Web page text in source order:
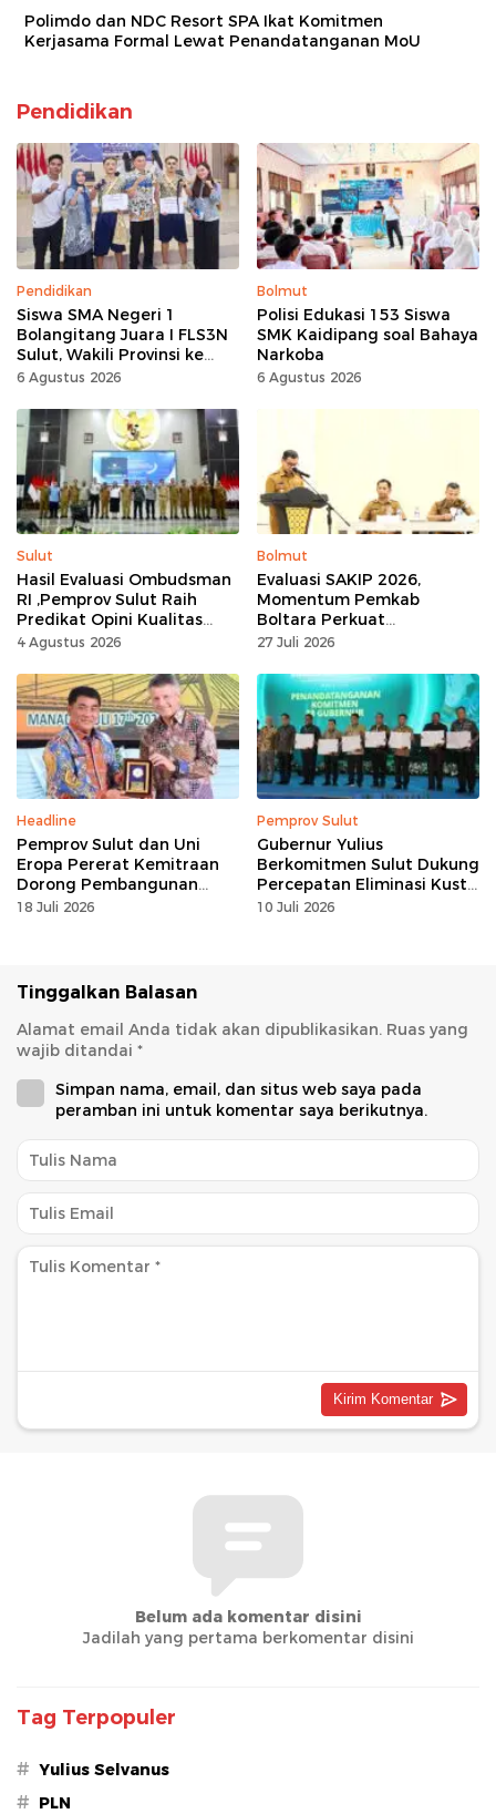
Polimdo dan NDC Resort SPA Ikat Komitmen
Kerjasama Formal Lewat Penandatanganan MoU
Pendidikan
Pendidikan
Siswa SMA Negeri 1
Bolangitang Juara I FLS3N
Sulut, Wakili Provinsi ke
Tingkat Nasional
6 Agustus 2026
Bolmut
Polisi Edukasi 153 Siswa
SMK Kaidipang soal Bahaya
Narkoba
6 Agustus 2026
Sulut
Hasil Evaluasi Ombudsman
RI ,Pemprov Sulut Raih
Predikat Opini Kualitas
Tinggi Tanpa
4 Agustus 2026
Bolmut
Evaluasi SAKIP 2026,
Momentum Pemkab
Boltara Perkuat
Akuntabilitas dan Kinerja
27 Juli 2026
Headline
Pemprov Sulut dan Uni
Eropa Pererat Kemitraan
Dorong Pembangunan
Berkelanjutan
18 Juli 2026
Pemprov Sulut
Gubernur Yulius
Berkomitmen Sulut Dukung
Percepatan Eliminasi Kusta
dan Hapus Stigma
10 Juli 2026
Tinggalkan Balasan
Alamat email Anda tidak akan dipublikasikan. Ruas yang
wajib ditandai *
Simpan nama, email, dan situs web saya pada
peramban ini untuk komentar saya berikutnya.
Belum ada komentar disini
Jadilah yang pertama berkomentar disini
Tag Terpopuler
# Yulius Selvanus
# PLN